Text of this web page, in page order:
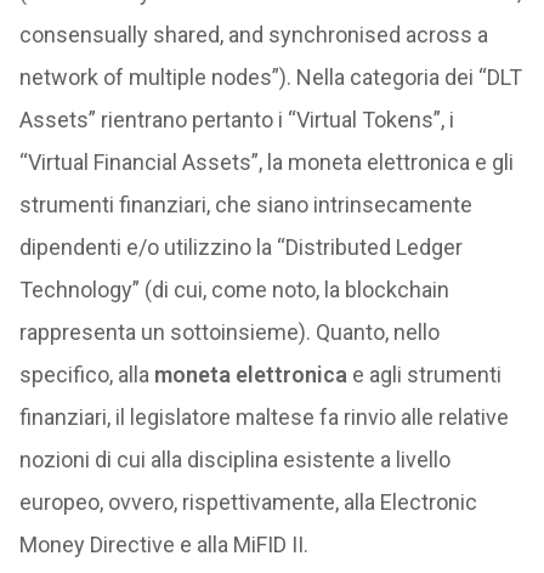
consensually shared, and synchronised across a
network of multiple nodes”). Nella categoria dei “DLT
Assets” rientrano pertanto i “Virtual Tokens”, i
“Virtual Financial Assets”, la moneta elettronica e gli
strumenti finanziari, che siano intrinsecamente
dipendenti e/o utilizzino la “Distributed Ledger
Technology” (di cui, come noto, la blockchain
rappresenta un sottoinsieme). Quanto, nello
specifico, alla moneta elettronica e agli strumenti
finanziari, il legislatore maltese fa rinvio alle relative
nozioni di cui alla disciplina esistente a livello
europeo, ovvero, rispettivamente, alla Electronic
Money Directive e alla MiFID II.